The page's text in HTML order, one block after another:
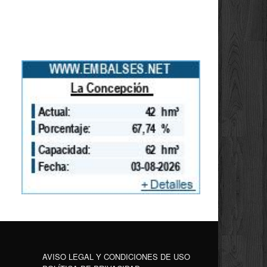
AVISO LEGAL Y CONDICIONES DE USO